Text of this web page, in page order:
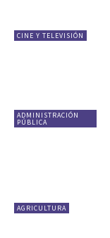
CINE Y TELEVISIÓN
ADMINISTRACIÓN
PÚBLICA
AGRICULTURA